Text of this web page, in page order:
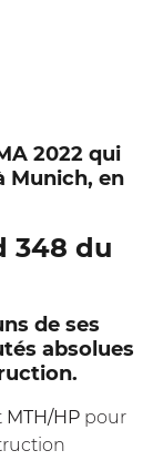
2022 qui
Munich, en
348 du
de ses
absolues
MTH/HP pour